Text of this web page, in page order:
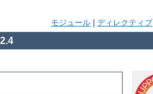
モジュール ディレクティブ